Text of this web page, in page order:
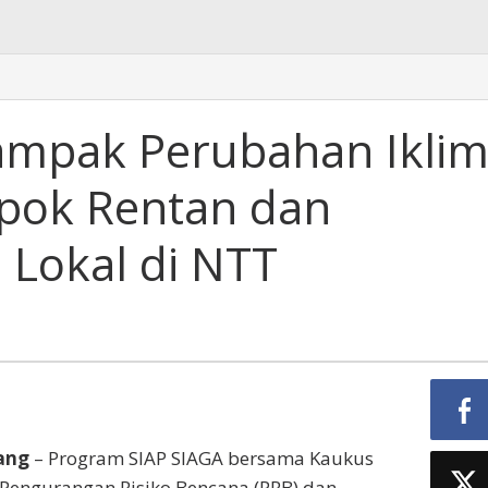
Perubahan Iklim
Rentan dan
di NTT
– Program SIAP SIAGA bersama Kaukus